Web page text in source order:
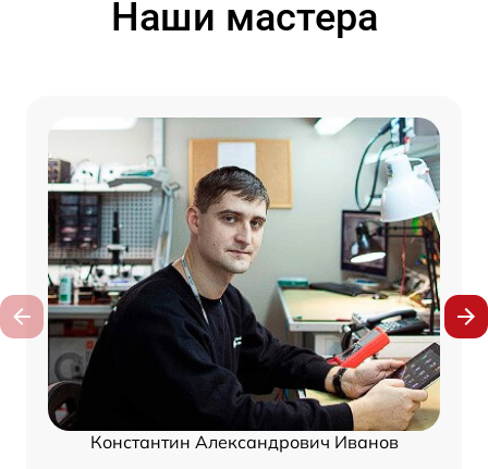
Наши мастера
Константин Александрович Иванов